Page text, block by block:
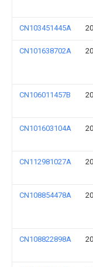
CN103451445A
CN101638702A
CN106011457B
CN101603104A
CN112981027A
CN108854478A
CN108822898A